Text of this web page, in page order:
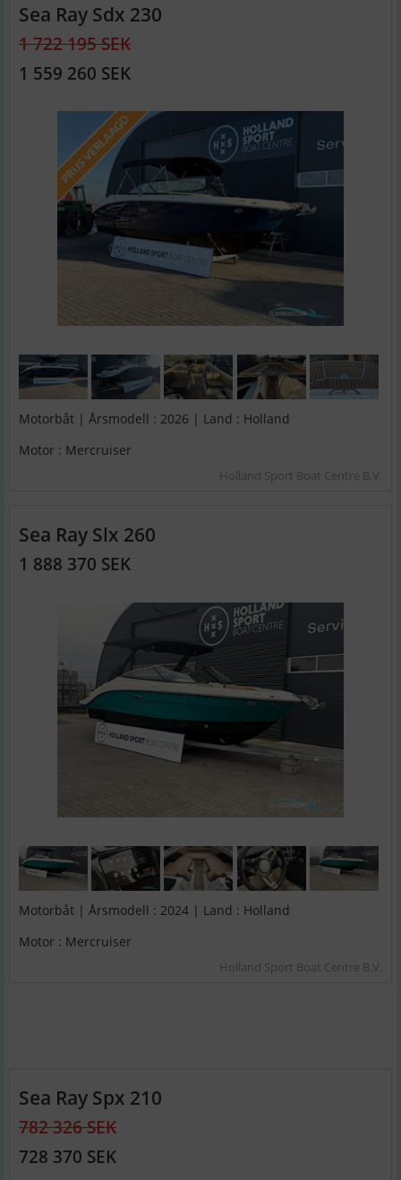
Sea Ray Sdx 230
1 722 195 SEK
1 559 260 SEK
Motorbåt | Årsmodell : 2026 | Land : Holland
Motor : Mercruiser
Holland Sport Boat Centre B.V.
Sea Ray Slx 260
1 888 370 SEK
Motorbåt | Årsmodell : 2024 | Land : Holland
Motor : Mercruiser
Holland Sport Boat Centre B.V.
Sea Ray Spx 210
782 326 SEK
728 370 SEK